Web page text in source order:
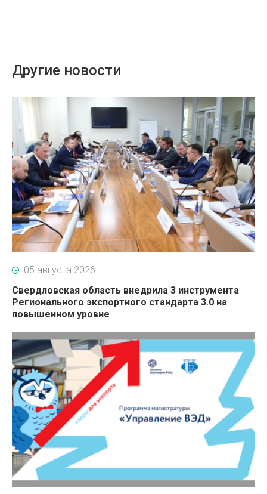
Другие новости
05 августа 2026
Свердловская область внедрила 3 инструмента
Регионального экспортного стандарта 3.0 на
повышенном уровне